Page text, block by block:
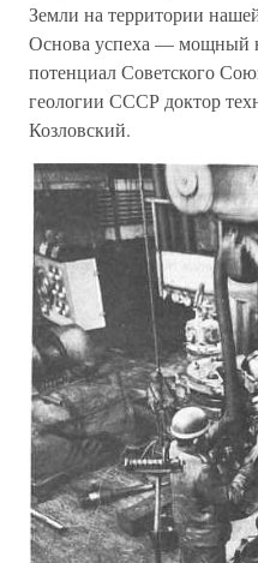
Земли на территории
Основа успеха — мощный
потенциал Советского
геологии СССР доктор
Козловский.